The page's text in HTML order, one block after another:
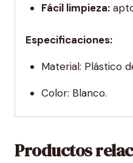
Fácil limpieza:
Especificaciones:
Material: Plástico
Color: Blanco.
Productos